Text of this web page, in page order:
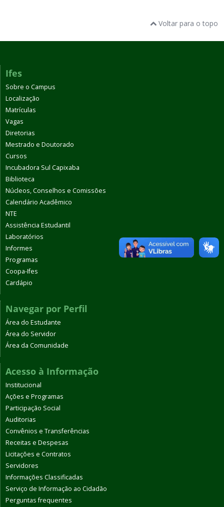
Voltar para o topo
Ifes
Sobre o Campus
Localização
Matrículas
Vagas
Diretorias
Mestrado e Doutorado
Cursos
Incubadora Sul Capixaba
Biblioteca
Núcleos, Conselhos e Comissões
Calendário Acadêmico
NTE
Assistência Estudantil
Laboratórios
Informes
Programas
Coopa-Ifes
Cardápio
Navegar por Perfil
Área do Estudante
Área do Servidor
Área da Comunidade
Acesso à Informação
Institucional
Ações e Programas
Participação Social
Auditorias
Convênios e Transferências
Receitas e Despesas
Licitações e Contratos
Servidores
Informações Classificadas
Serviço de Informação ao Cidadão
Perguntas frequentes